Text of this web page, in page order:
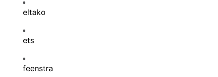
eltako
ets
feenstra